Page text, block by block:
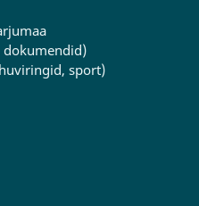
dokumendid)
sport)